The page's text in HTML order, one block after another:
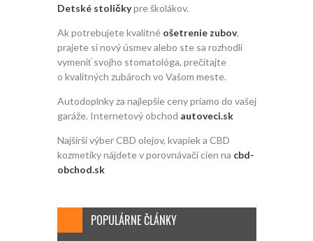
Detské stoličkypre školákov.
Ak potrebujete kvalitné ošetrenie zubov,
prajete si nový úsmev alebo ste sa rozhodli
vymeniť svojho stomatológa, prečítajte
o kvalitných zubároch vo Vašom meste.
Autodoplnky za najlepšie ceny priamo do vašej
garáže. Internetový obchod autoveci.sk
Najširší výber CBD olejov, kvapiek a CBD
kozmetiky nájdete v porovnávači cien na cbd-
obchod.sk
POPULÁRNE ČLÁNKY